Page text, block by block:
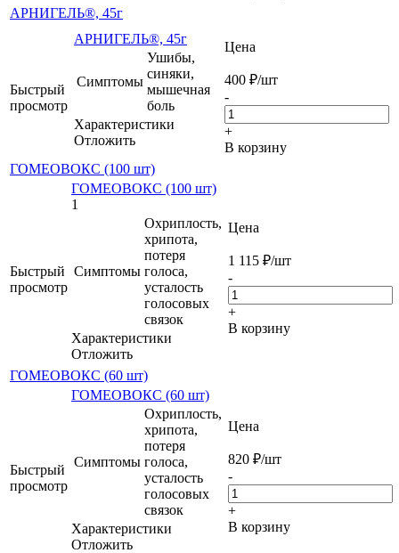
АРНИГЕЛЬ®, 45г
Быстрый
просмотр
АРНИГЕЛЬ®, 45г
Симптомы
Ушибы,
синяки,
мышечная
боль
Характеристики
Отложить
Цена
400 ₽/шт
-
+
В корзину
ГОМЕОВОКС (100 шт)
Быстрый
просмотр
ГОМЕОВОКС (100 шт)
1
Симптомы
Охриплость,
хрипота,
потеря
голоса,
усталость
голосовых
связок
Характеристики
Отложить
Цена
1 115 ₽/шт
-
+
В корзину
ГОМЕОВОКС (60 шт)
Быстрый
просмотр
ГОМЕОВОКС (60 шт)
Симптомы
Охриплость,
хрипота,
потеря
голоса,
усталость
голосовых
связок
Характеристики
Отложить
Цена
820 ₽/шт
-
+
В корзину